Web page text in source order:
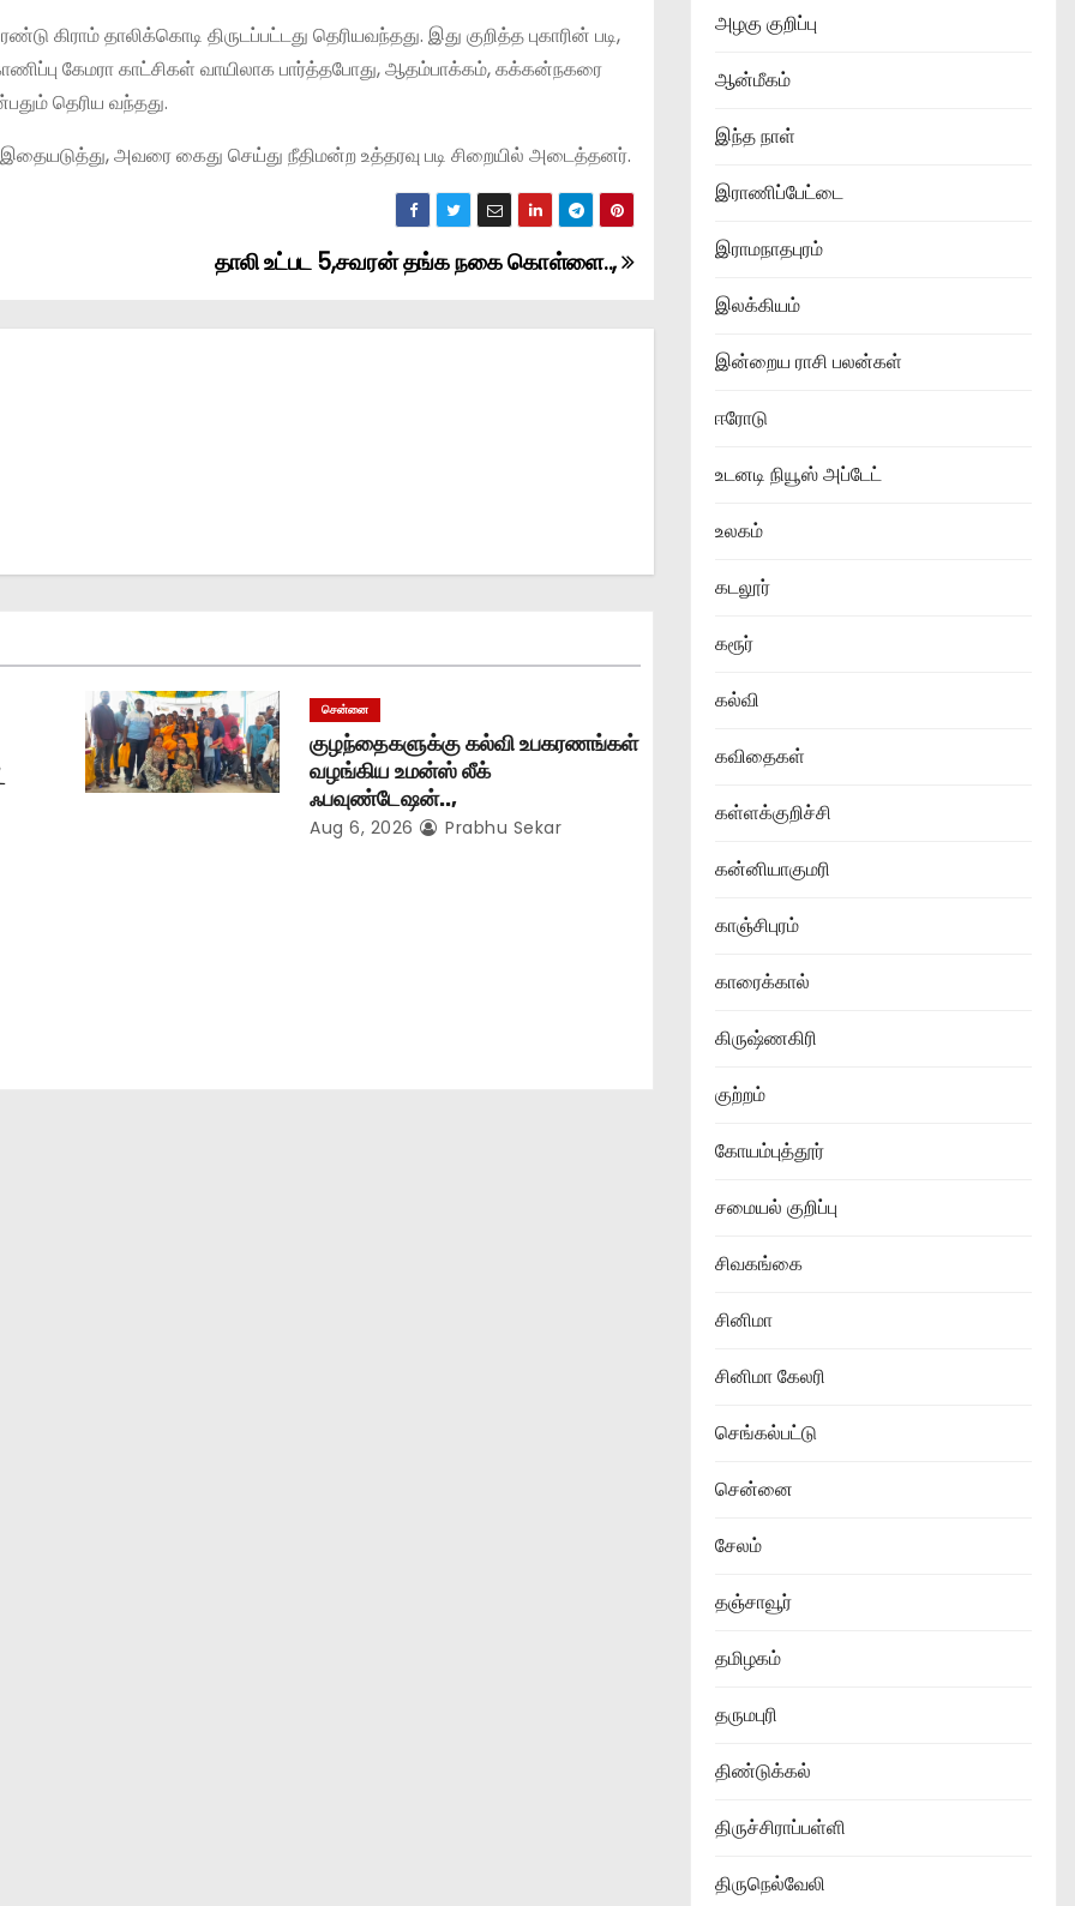
தாலிக்கொடி திருடப்பட்டது தெரியவந்தது. இது குறித்த புகாரின் படி,
கேமரா காட்சிகள் வாயிலாக பார்த்தபோது, ஆதம்பாக்கம், கக்கன்நகரை
தெரிய வந்தது.
இதையடுத்து, அவரை கைது செய்து நீதிமன்ற உத்தரவு படி சிறையில் அடைத்தனர்.
தாலி உட்பட 5,சவரன் தங்க நகை கொள்ளை..,
சென்னை
குழந்தைகளுக்கு கல்வி உபகரணங்கள்
வழங்கிய உமன்ஸ் லீக்
ஃபவுண்டேஷன்..,
Aug 6, 2026 Prabhu Sekar
அழகு குறிப்பு
ஆன்மீகம்
இந்த நாள்
இராணிப்பேட்டை
இராமநாதபுரம்
இலக்கியம்
இன்றைய ராசி பலன்கள்
ஈரோடு
உடனடி நியூஸ் அப்டேட்
உலகம்
கடலூர்
கரூர்
கல்வி
கவிதைகள்
கள்ளக்குறிச்சி
கன்னியாகுமரி
காஞ்சிபுரம்
காரைக்கால்
கிருஷ்ணகிரி
குற்றம்
கோயம்புத்தூர்
சமையல் குறிப்பு
சிவகங்கை
சினிமா
சினிமா கேலரி
செங்கல்பட்டு
சென்னை
சேலம்
தஞ்சாவூர்
தமிழகம்
தருமபுரி
திண்டுக்கல்
திருச்சிராப்பள்ளி
திருநெல்வேலி